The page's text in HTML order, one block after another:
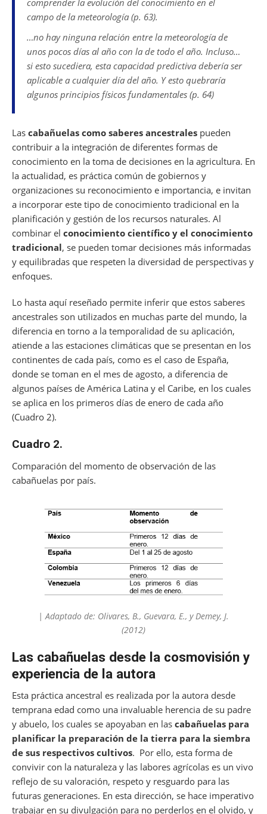
campo de la meteorología (p. 63).
…no hay ninguna relación entre la meteorología de
unos pocos días al año con la de todo el año. Incluso…
si esto sucediera, esta capacidad predictiva debería ser
aplicable a cualquier día del año. Y esto quebraría
algunos principios físicos fundamentales (p. 64)
Las cabañuelas como saberes ancestrales pueden
contribuir a la integración de diferentes formas de
conocimiento en la toma de decisiones en la agricultura. En
la actualidad, es práctica común de gobiernos y
organizaciones su reconocimiento e importancia, e invitan
a incorporar este tipo de conocimiento tradicional en la
planificación y gestión de los recursos naturales. Al
combinar el conocimiento científico y el conocimiento
tradicional, se pueden tomar decisiones más informadas
y equilibradas que respeten la diversidad de perspectivas y
enfoques.
Lo hasta aquí reseñado permite inferir que estos saberes
ancestrales son utilizados en muchas parte del mundo, la
diferencia en torno a la temporalidad de su aplicación,
atiende a las estaciones climáticas que se presentan en los
continentes de cada país, como es el caso de España,
donde se toman en el mes de agosto, a diferencia de
algunos países de América Latina y el Caribe, en los cuales
se aplica en los primeros días de enero de cada año
(Cuadro 2).
Cuadro 2.
Comparación del momento de observación de las
cabañuelas por país.
| Adaptado de: Olivares, B., Guevara, E., y Demey, J.
(2012)
Las cabañuelas desde la cosmovisión y
experiencia de la autora
Esta práctica ancestral es realizada por la autora desde
temprana edad como una invaluable herencia de su padre
y abuelo, los cuales se apoyaban en las cabañuelas para
planificar la preparación de la tierra para la siembra
de sus respectivos cultivos. Por ello, esta forma de
convivir con la naturaleza y las labores agrícolas es un vivo
reflejo de su valoración, respeto y resguardo para las
futuras generaciones. En esta dirección, se hace imperativo
trabajar en su divulgación para no perderlos en el olvido, y